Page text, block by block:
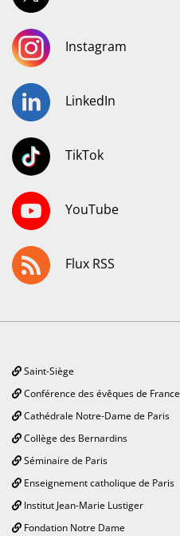
Instagram
LinkedIn
TikTok
YouTube
Flux RSS
Saint-Siège
Conférence des évêques de France
Cathédrale Notre-Dame de Paris
Collège des Bernardins
Séminaire de Paris
Enseignement catholique de Paris
Institut Jean-Marie Lustiger
Fondation Notre Dame